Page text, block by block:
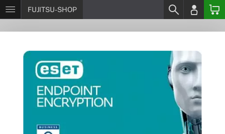
FUJITSU-SHOP